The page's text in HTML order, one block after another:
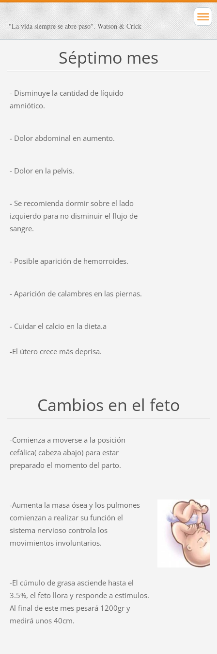
"La vida siempre se abre paso". Watson & Crick
Séptimo mes
- Disminuye la cantidad de líquido
amniótico.
- Dolor abdominal en aumento.
- Dolor en la pelvis.
- Se recomienda dormir sobre el lado
izquierdo para no disminuir el flujo de
sangre.
- Posible aparición de hemorroides.
- Aparición de calambres en las piernas.
- Cuidar el calcio en la dieta.a
-El útero crece más deprisa.
Cambios en el feto
-Comienza a moverse a la posición
cefálica( cabeza abajo) para estar
preparado el momento del parto.
-Aumenta la masa ósea y los pulmones
comienzan a realizar su función el
sistema nervioso controla los
movimientos involuntarios.
-El cúmulo de grasa asciende hasta el
3.5%, el feto llora y responde a estímulos.
Al final de este mes pesará 1200gr y
medirá unos 40cm.